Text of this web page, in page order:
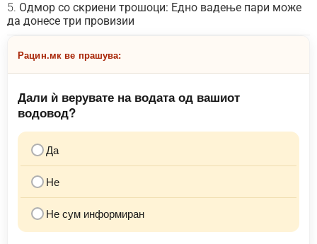
Одмор со скриени трошоци: Едно вадење пари може
да донесе три провизии
Рацин.мк ве прашува:
Дали ѝ верувате на водата од вашиот
водовод?
Да
Не
Не сум информиран